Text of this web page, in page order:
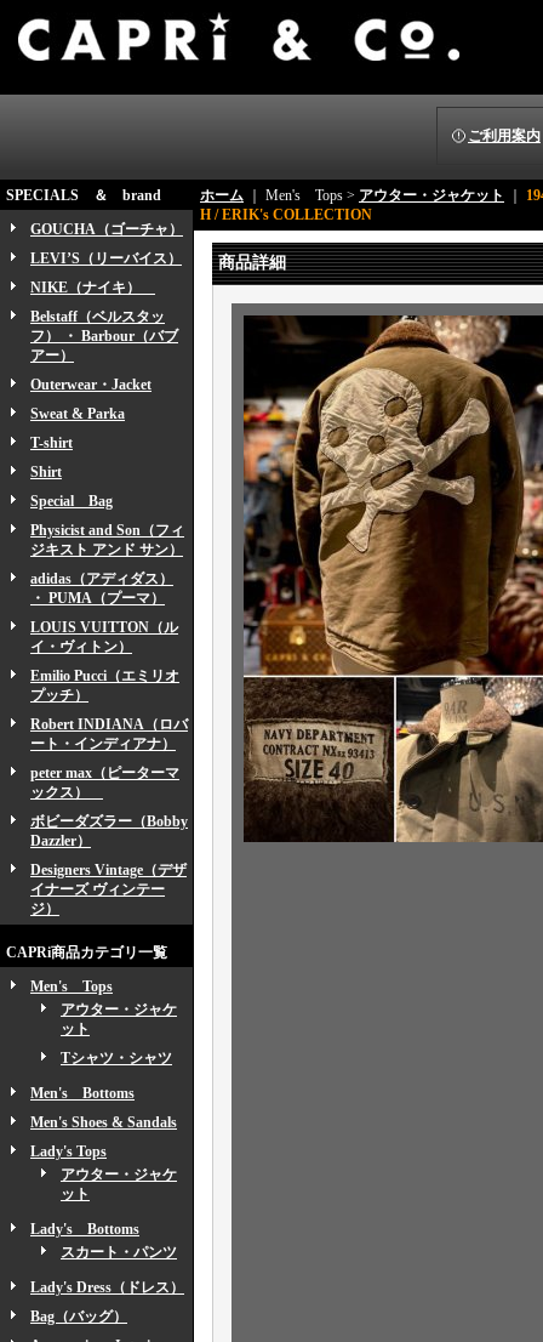
ご利用案内
SPECIALS ＆ brand
GOUCHA（ゴーチャ）
LEVI’S（リーバイス）
NIKE（ナイキ）
Belstaff（ベルスタッ
フ） ・ Barbour（バブ
アー）
Outerwear・Jacket
Sweat & Parka
T-shirt
Shirt
Special Bag
Physicist and Son（フィ
ジキスト アンド サン）
adidas（アディダス）
・ PUMA（プーマ）
LOUIS VUITTON（ル
イ・ヴィトン）
Emilio Pucci（エミリオ
プッチ）
Robert INDIANA（ロバ
ート・インディアナ）
peter max（ピーターマ
ックス）
ボビーダズラー（Bobby
Dazzler）
Designers Vintage（デザ
イナーズ ヴィンテー
ジ）
CAPRi商品カテゴリ一覧
Men's Tops
アウター・ジャケ
ット
Tシャツ・シャツ
Men's Bottoms
Men's Shoes & Sandals
Lady's Tops
アウター・ジャケ
ット
Lady's Bottoms
スカート・パンツ
Lady's Dress（ドレス）
Bag（バッグ）
ホーム ｜ Men's Tops > アウター・ジャケット
H / ERIK's COLLECTION
商品詳細